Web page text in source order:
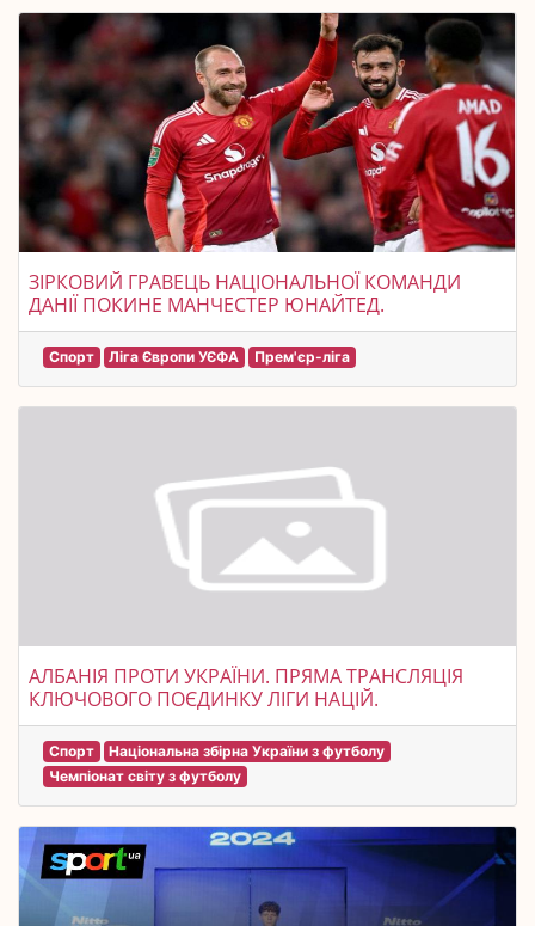
ЗІРКОВИЙ ГРАВЕЦЬ НАЦІОНАЛЬНОЇ КОМАНДИ
ДАНІЇ ПОКИНЕ МАНЧЕСТЕР ЮНАЙТЕД.
Спорт Ліга Європи УЄФА Прем'єр-ліга
АЛБАНІЯ ПРОТИ УКРАЇНИ. ПРЯМА ТРАНСЛЯЦІЯ
КЛЮЧОВОГО ПОЄДИНКУ ЛІГИ НАЦІЙ.
Спорт
Національна збірна України з футболу
Чемпіонат світу з футболу